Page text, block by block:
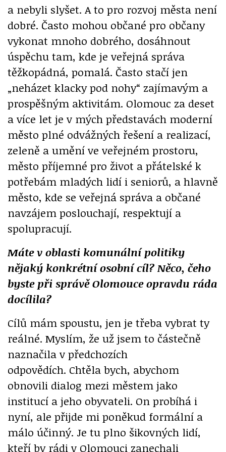
a nebyli slyšet. A to pro rozvoj města není
dobré. Často mohou občané pro občany
vykonat mnoho dobrého, dosáhnout
úspěchu tam, kde je veřejná správa
těžkopádná, pomalá. Často stačí jen
„neházet klacky pod nohy“ zajímavým a
prospěšným aktivitám. Olomouc za deset
a více let je v mých představách moderní
město plné odvážných řešení a realizací,
zeleně a umění ve veřejném prostoru,
město příjemné pro život a přátelské k
potřebám mladých lidí i seniorů, a hlavně
město, kde se veřejná správa a občané
navzájem poslouchají, respektují a
spolupracují.
Máte v oblasti komunální politiky
nějaký konkrétní osobní cíl? Něco, čeho
byste při správě Olomouce opravdu ráda
docílila?
Cílů mám spoustu, jen je třeba vybrat ty
reálné. Myslím, že už jsem to částečně
naznačila v předchozích
odpovědích. Chtěla bych, abychom
obnovili dialog mezi městem jako
institucí a jeho obyvateli. On probíhá i
nyní, ale přijde mi poněkud formální a
málo účinný. Je tu plno šikovných lidí,
kteří by rádi v Olomouci zanechali